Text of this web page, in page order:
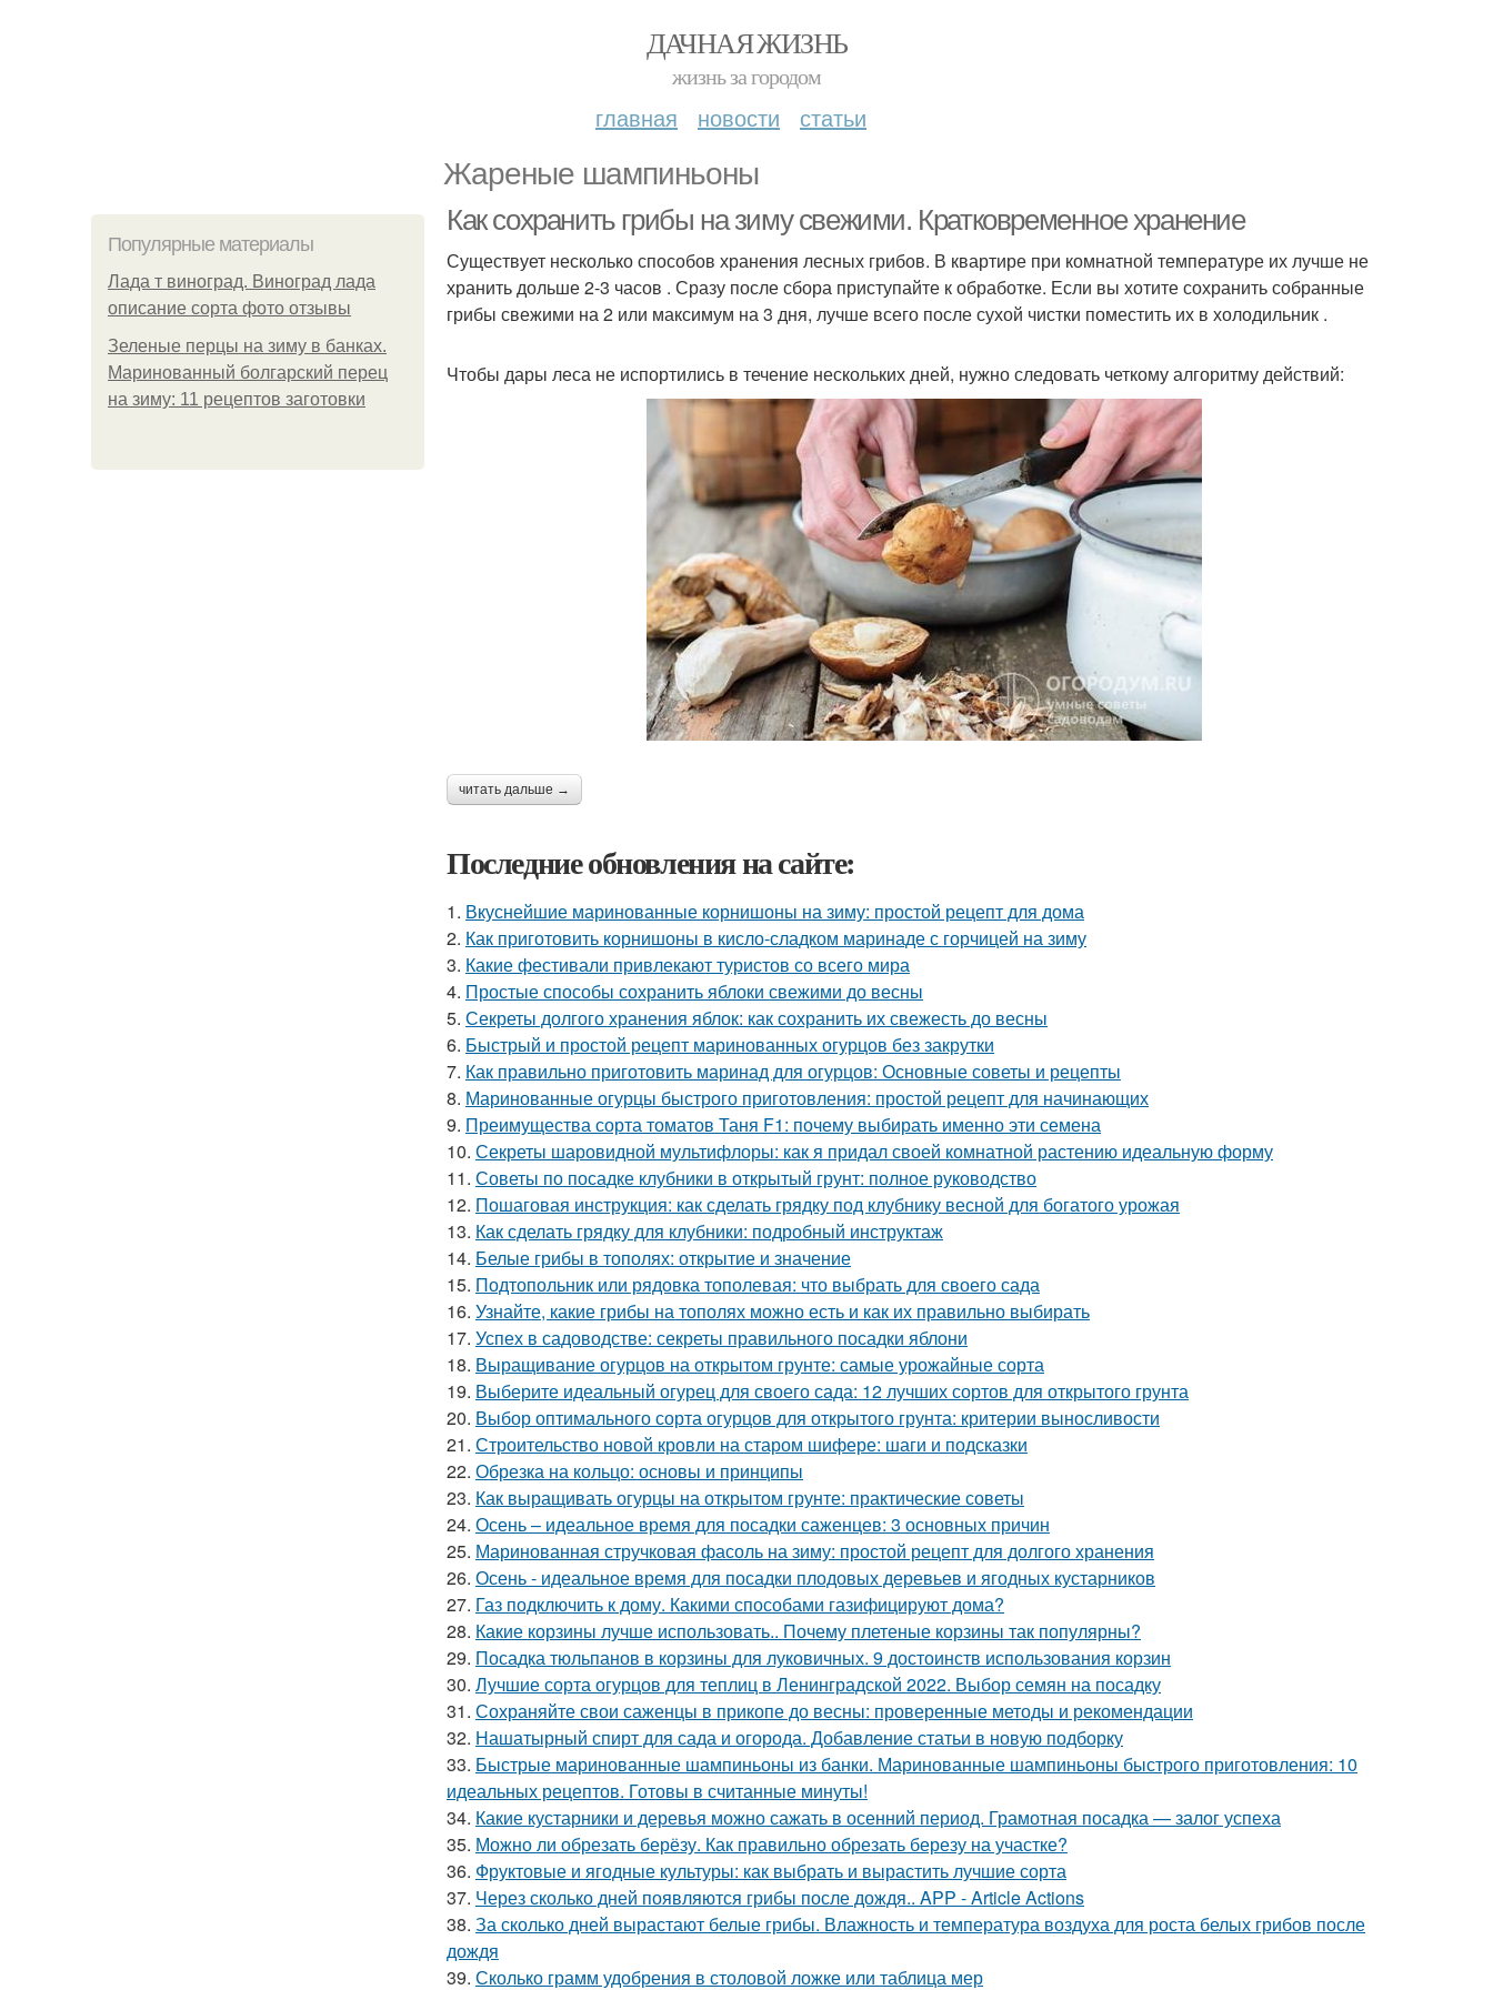
ДАЧНАЯ ЖИЗНЬ
жизнь за городом
главная новости статьи
Жареные шампиньоны
Популярные материалы
Лада т виноград. Виноград лада
описание сорта фото отзывы
Зеленые перцы на зиму в банках.
Маринованный болгарский перец
на зиму: 11 рецептов заготовки
Как сохранить грибы на зиму свежими. Кратковременное хранение
Существует несколько способов хранения лесных грибов. В квартире при комнатной температуре их лучше не
хранить дольше 2-3 часов . Сразу после сбора приступайте к обработке. Если вы хотите сохранить собранные
грибы свежими на 2 или максимум на 3 дня, лучше всего после сухой чистки поместить их в холодильник .
Чтобы дары леса не испортились в течение нескольких дней, нужно следовать четкому алгоритму действий:
читать дальше →
Последние обновления на сайте:
1. Вкуснейшие маринованные корнишоны на зиму: простой рецепт для дома
2. Как приготовить корнишоны в кисло-сладком маринаде с горчицей на зиму
3. Какие фестивали привлекают туристов со всего мира
4. Простые способы сохранить яблоки свежими до весны
5. Секреты долгого хранения яблок: как сохранить их свежесть до весны
6. Быстрый и простой рецепт маринованных огурцов без закрутки
7. Как правильно приготовить маринад для огурцов: Основные советы и рецепты
8. Маринованные огурцы быстрого приготовления: простой рецепт для начинающих
9. Преимущества сорта томатов Таня F1: почему выбирать именно эти семена
10. Секреты шаровидной мультифлоры: как я придал своей комнатной растению идеальную форму
11. Советы по посадке клубники в открытый грунт: полное руководство
12. Пошаговая инструкция: как сделать грядку под клубнику весной для богатого урожая
13. Как сделать грядку для клубники: подробный инструктаж
14. Белые грибы в тополях: открытие и значение
15. Подтопольник или рядовка тополевая: что выбрать для своего сада
16. Узнайте, какие грибы на тополях можно есть и как их правильно выбирать
17. Успех в садоводстве: секреты правильного посадки яблони
18. Выращивание огурцов на открытом грунте: самые урожайные сорта
19. Выберите идеальный огурец для своего сада: 12 лучших сортов для открытого грунта
20. Выбор оптимального сорта огурцов для открытого грунта: критерии выносливости
21. Строительство новой кровли на старом шифере: шаги и подсказки
22. Обрезка на кольцо: основы и принципы
23. Как выращивать огурцы на открытом грунте: практические советы
24. Осень – идеальное время для посадки саженцев: 3 основных причин
25. Маринованная стручковая фасоль на зиму: простой рецепт для долгого хранения
26. Осень - идеальное время для посадки плодовых деревьев и ягодных кустарников
27. Газ подключить к дому. Какими способами газифицируют дома?
28. Какие корзины лучше использовать.. Почему плетеные корзины так популярны?
29. Посадка тюльпанов в корзины для луковичных. 9 достоинств использования корзин
30. Лучшие сорта огурцов для теплиц в Ленинградской 2022. Выбор семян на посадку
31. Сохраняйте свои саженцы в прикопе до весны: проверенные методы и рекомендации
32. Нашатырный спирт для сада и огорода. Добавление статьи в новую подборку
33. Быстрые маринованные шампиньоны из банки. Маринованные шампиньоны быстрого приготовления: 10
идеальных рецептов. Готовы в считанные минуты!
34. Какие кустарники и деревья можно сажать в осенний период. Грамотная посадка — залог успеха
35. Можно ли обрезать берёзу. Как правильно обрезать березу на участке?
36. Фруктовые и ягодные культуры: как выбрать и вырастить лучшие сорта
37. Через сколько дней появляются грибы после дождя.. APP - Article Actions
38. За сколько дней вырастают белые грибы. Влажность и температура воздуха для роста белых грибов после
дождя
39. Сколько грамм удобрения в столовой ложке или таблица мер